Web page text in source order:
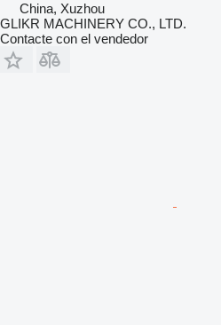
China, Xuzhou
GLIKR MACHINERY CO., LTD.
Contacte con el vendedor